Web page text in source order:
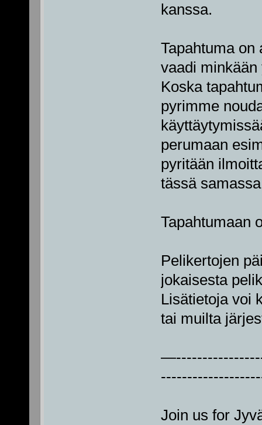
kanssa.
Tapahtuma on
vaadi
Koska
pyrimme
perumaan
pyritään
tässä
Tapahtumaan
Pelikertojen
jokaisesta
Lisätietoja voi
tai muilta
Join us for